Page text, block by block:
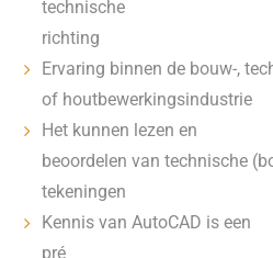
technische
richting
Ervaring binnen de bouw-,
of houtbewerkingsindustrie
Het kunnen lezen en
beoordelen van technische
tekeningen
Kennis van AutoCAD is een
pré